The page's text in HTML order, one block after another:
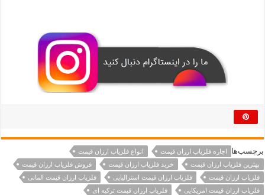
برچسب‌ها اجاره فلزیاب ارزان قیمت
انواع فلزیاب ارزان قیمت
بهترین فلزیاب ارزان قیمت
خرید فلزیاب ارزان قیمت
فروش فلزیاب ارزان قیمت
فلزیاب ارزان قیمت
فلزیاب ارزان قیمت استرالیایی
فلزیاب ارزان قیمت المانی
فلزیاب ارزان قیمت امریکایی
فلزیاب ارزان قیمت ترکیه ای